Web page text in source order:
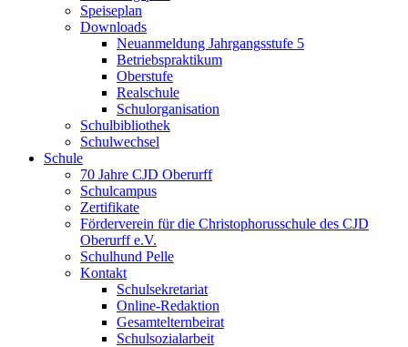
Speiseplan
Downloads
Neuanmeldung Jahrgangsstufe 5
Betriebspraktikum
Oberstufe
Realschule
Schulorganisation
Schulbibliothek
Schulwechsel
Schule
70 Jahre CJD Oberurff
Schulcampus
Zertifikate
Förderverein für die Christophorusschule des CJD
Oberurff e.V.
Schulhund Pelle
Kontakt
Schulsekretariat
Online-Redaktion
Gesamtelternbeirat
Schulsozialarbeit